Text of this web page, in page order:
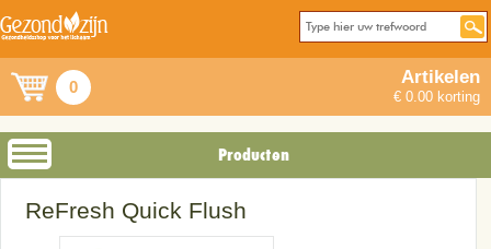
0 Artikelen
€ 0.00 korting
Producten
ReFresh Quick Flush